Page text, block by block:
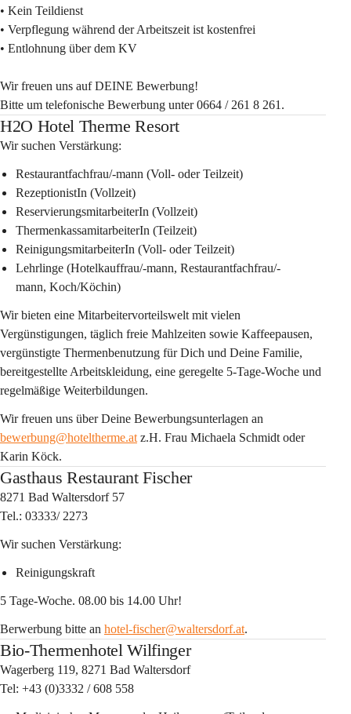
• Kein Teildienst
• Verpflegung während der Arbeitszeit ist kostenfrei
• Entlohnung über dem KV
Wir freuen uns auf DEINE Bewerbung!
Bitte um telefonische Bewerbung unter 0664 / 261 8 261.
H2O Hotel Therme Resort
Wir suchen Verstärkung:
Restaurantfachfrau/-mann (Voll- oder Teilzeit)
RezeptionistIn (Vollzeit)
ReservierungsmitarbeiterIn (Vollzeit)
ThermenkassamitarbeiterIn (Teilzeit)
ReinigungsmitarbeiterIn (Voll- oder Teilzeit)
Lehrlinge (Hotelkauffrau/-mann, Restaurantfachfrau/-
mann, Koch/Köchin)
Wir bieten eine Mitarbeitervorteilswelt mit vielen
Vergünstigungen, täglich freie Mahlzeiten sowie Kaffeepausen,
vergünstigte Thermenbenutzung für Dich und Deine Familie,
bereitgestellte Arbeitskleidung, eine geregelte 5-Tage-Woche und
regelmäßige Weiterbildungen.
Wir freuen uns über Deine Bewerbungsunterlagen an
bewerbung@hoteltherme.at z.H. Frau Michaela Schmidt oder
Karin Köck.
Gasthaus Restaurant Fischer
8271 Bad Waltersdorf 57
Tel.: 03333/ 2273
Wir suchen Verstärkung:
Reinigungskraft
5 Tage-Woche. 08.00 bis 14.00 Uhr!
Berwerbung bitte an hotel-fischer@waltersdorf.at.
Bio-Thermenhotel Wilfinger
Wagerberg 119, 8271 Bad Waltersdorf
Tel: +43 (0)3332 / 608 558